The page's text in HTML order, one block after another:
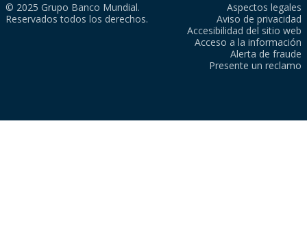
© 2025 Grupo Banco Mundial.
Reservados todos los derechos.
Aspectos legales
Aviso de privacidad
Accesibilidad del sitio web
Acceso a la información
Alerta de fraude
Presente un reclamo